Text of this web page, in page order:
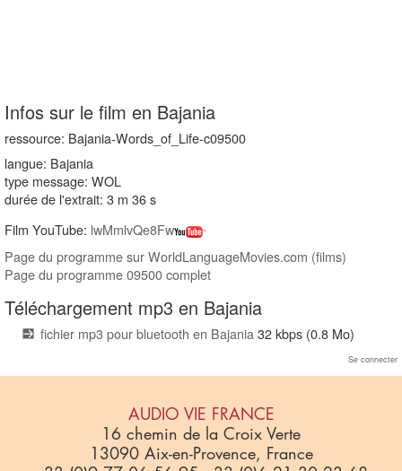
Infos sur le film en Bajania
ressource: Bajania-Words_of_Life-c09500
langue: Bajania
type message: WOL
durée de l'extrait: 3 m 36 s
Film YouTube: lwMmlvQe8Fw
Page du programme sur WorldLanguageMovies.com (films)
Page du programme 09500 complet
Téléchargement mp3 en Bajania
fichier mp3 pour bluetooth en Bajania 32 kbps (0.8 Mo)
Se connecter
AUDIO VIE FRANCE
16 chemin de la Croix Verte
13090 Aix-en-Provence, France